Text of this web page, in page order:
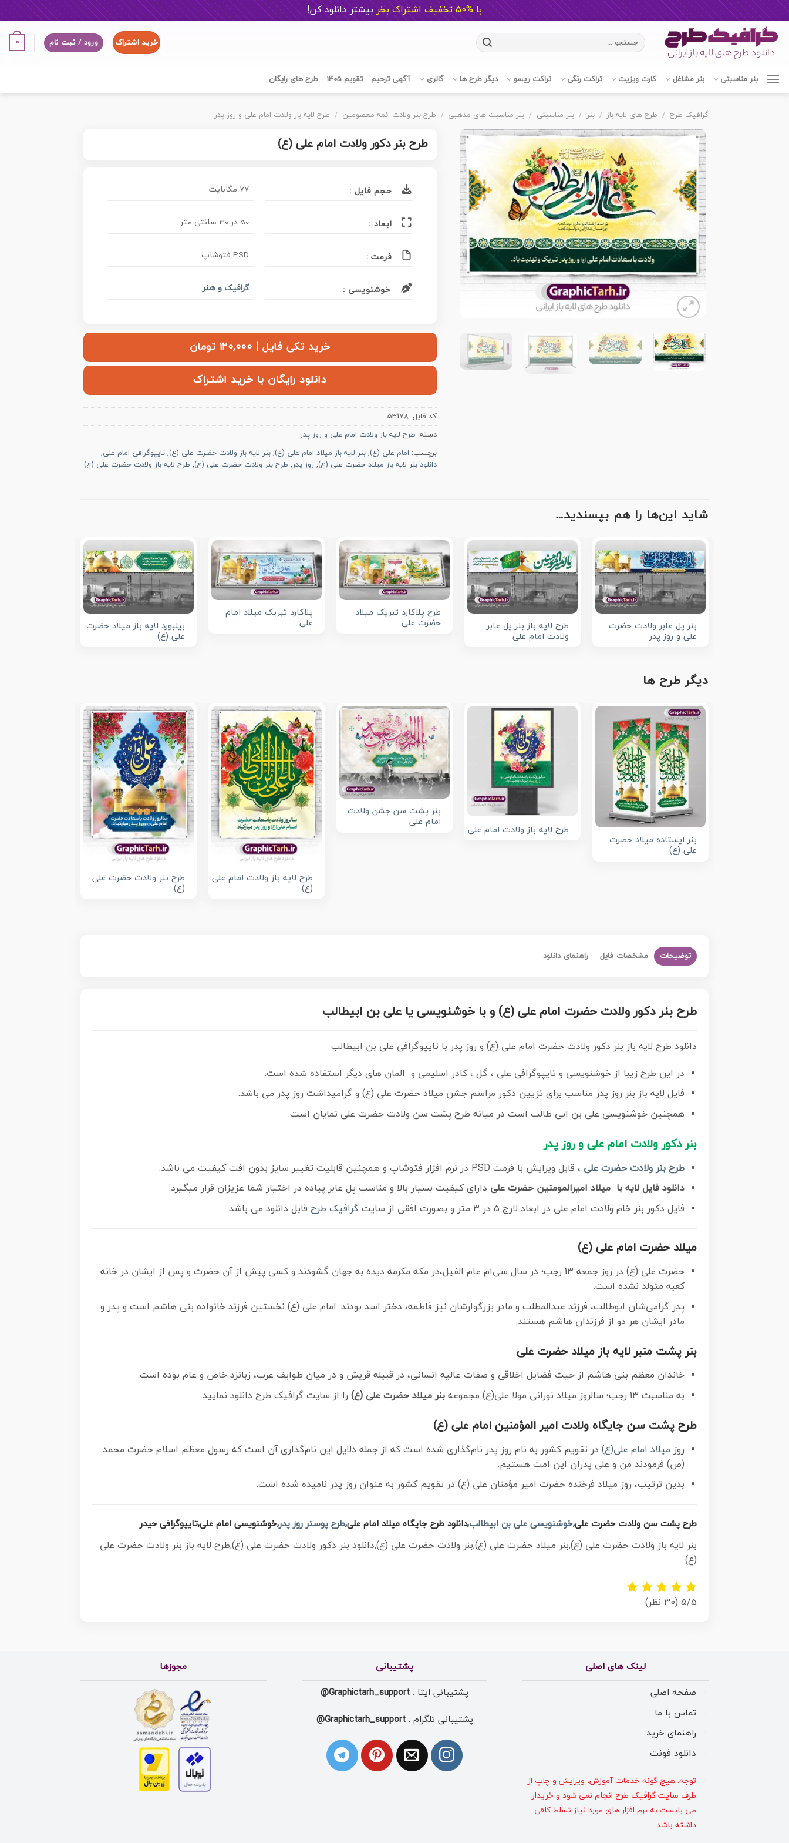
با %50 تخفیف اشتراک بخر بیشتر دانلود کن!
content
جستجو
برای:
خرید اشتراک ورود / ثبت نام 0
بنر مناسبتی بنر مشاغل کارت ویزیت تراکت رنگی تراکت ریسو دیگر طرح ها گالری آگهی ترحیم تقویم 1405 طرح های رایگان
گرافیک طرح / طرح های لایه باز / بنر / بنر مناسبتی / بنر مناسبت های مذهبی / طرح بنر ولادت ائمه معصومین / طرح لایه باز ولادت امام علی و روز پدر
طرح بنر دکور ولادت امام علی (ع)
حجم فایل : 77 مگابایت
ابعاد : 50 در 30 سانتی متر
فرمت : PSD فتوشاپ
خوشنویسی : گرافیک وهنر
خرید تکی فایل | ۱۲۰,۰۰۰ تومان
دانلود رایگان با خرید اشتراک
کد فایل:53178
دسته: طرح لایه باز ولادت امام علی و روز پدر
برچسب: امام علی (ع),بنر لایه باز میلاد امام علی (ع),بنر لایه باز ولادت حضرت علی (ع),تایپوگرافی امام علی,
دانلود بنر لایه باز میلاد حضرت علی (ع), روز پدر, طرح بنر ولادت حضرت علی (ع), طرح لایه باز ولادت حضرت علی (ع)
شاید این‌ها را هم بپسندید…
بنر پل عابر ولادت حضرت
علی و روز پدر
طرح لایه باز بنر پل عابر
ولادت امام علی
طرح پلاکارد تبریک میلاد
حضرت علی
پلاکارد تبریک میلاد امام
علی
بیلبورد لایه باز میلاد حضرت
علی (ع)
دیگر طرح ها
بنر ایستاده میلاد حضرت
علی (ع)
طرح لایه باز ولادت امام علی
بنر پشت سن جشن ولادت
امام علی
طرح لایه باز ولادت امام علی
(ع)
طرح بنر ولادت حضرت علی
(ع)
توضیحات مشخصات فایل راهنمای دانلود
طرح بنر دکور ولادت حضرت امام علی (ع) و با خوشنویسی یا علی بن ابیطالب
دانلود طرح لایه باز بنر دکور ولادت حضرت امام علی (ع) و روز پدر با تایپوگرافی علی بن ابیطالب
در این طرح زیبا از خوشنویسی و تایپوگرافی علی ، گل ، کادر اسلیمی و المان های دیگر استفاده شده است.
فایل لایه باز بنر روز پدر مناسب برای تزیین دکور مراسم جشن میلاد حضرت علی (ع) و گرامیداشت روز پدر می باشد.
همچنین خوشنویسی علی بن ابی طالب است در میانه طرح پشت سن ولادت حضرت علی نمایان است.
بنر دکور ولادت امام علی و روز پدر
طرح بنر ولادت حضرت علی ، قابل ویرایش با فرمت PSD در نرم افزار فتوشاپ و همچنین قابلیت تغییر سایز بدون افت کیفیت می باشد.
دانلود فایل لایه با میلاد امیرالمومنین حضرت علی دارای کیفیت بسیار بالا و مناسب پل عابر پیاده در اختیار شما عزیزان قرار میگیرد.
فایل دکور بنر خام ولادت امام علی در ابعاد لارج 5 در 3 متر و بصورت افقی از سایت
گرافیک طرحقابل دانلود می باشد.
میلاد حضرت امام علی (ع)
حضرت علی (ع) در روز جمعه 13 رجب؛ در سال سى‌‏ام عام الفیل،در مکه مکرمه دیده به جهان گشودند و کسی پیش از آن حضرت و پس از ایشان در خانه
کعبه متولد نشده است.
پدر گرامی‌شان ابوطالب، فرزند عبدالمطلب و مادر بزرگوارشان نیز فاطمه، دختر اسد بودند. امام علی (ع) نخستین فرزند خانواده بنی هاشم است و پدر و
مادر ایشان هر دو از فرزندان هاشم هستند.
بنر پشت منبر لایه باز میلاد حضرت علی
خاندان معظم بنی هاشم از حیث فضایل اخلاقی و صفات عالیه انسانی، در قبیله قریش و در میان طوایف عرب، زبانزد خاص و عام بوده است.
به مناسبت 13 رجب؛ سالروز میلاد نورانی مولا علی(ع) مجموعه
بنر میلاد حضرت علی (ع)را از سایت گرافیک طرح دانلود نمایید.
طرح پشت سن جایگاه ولادت امیر المؤمنین امام علی (ع)
روز میلاد امام علی(ع)در تقویم کشور به نام روز پدر نام‌گذاری شده است که از جمله دلایل این نام‌گذاری آن است که رسول معظم اسلام حضرت محمد
(ص) فرمودند من و علی پدران این امت هستیم.
بدین ترتیب، روز میلاد فرخنده حضرت امیر مؤمنان علی (ع) در تقویم کشور به عنوان روز پدر نامیده شده است.
طرح پشت سن ولادت حضرت علی,خوشنویسی علی بن ابیطالب,دانلود طرح جایگاه میلاد امام علی,طرح پوستر روز پدر,خوشنویسی امام علی,تایپوگرافی حیدر
بنر لایه باز ولادت حضرت علی (ع),بنر میلاد حضرت علی (ع),بنر ولادت حضرت علی (ع),دانلود بنر دکور ولادت حضرت علی (ع),طرح لایه باز بنر ولادت حضرت علی
(ع)
5/5 (30 نظر)
لینک های اصلی
صفحه اصلی
تماس با ما
راهنمای خرید
دانلود فونت
توجه: هیچ گونه خدمات آموزش، ویرایش و چاپ از
طرف سایت گرافیک طرح انجام نمی شود و خریدار
می بایست به نرم افزار های مورد نیاز تسلط کافی
داشته باشد.
پشتیبانی
پشتیبانی ایتا : Graphictarh_support@
پشتیبانی تلگرام :Graphictarh_support@
مجوزها